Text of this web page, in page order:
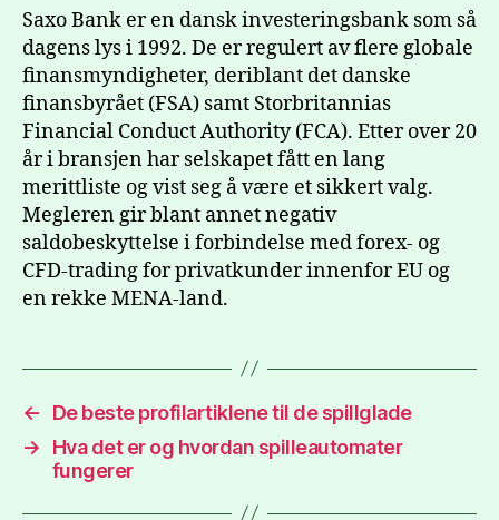
Saxo Bank er en dansk investeringsbank som så
dagens lys i 1992. De er regulert av flere globale
finansmyndigheter, deriblant det danske
finansbyrået (FSA) samt Storbritannias
Financial Conduct Authority (FCA). Etter over 20
år i bransjen har selskapet fått en lang
merittliste og vist seg å være et sikkert valg.
Megleren gir blant annet negativ
saldobeskyttelse i forbindelse med forex- og
CFD-trading for privatkunder innenfor EU og
en rekke MENA-land.
←
De beste profilartiklene til de spillglade
→
Hva det er og hvordan spilleautomater
fungerer